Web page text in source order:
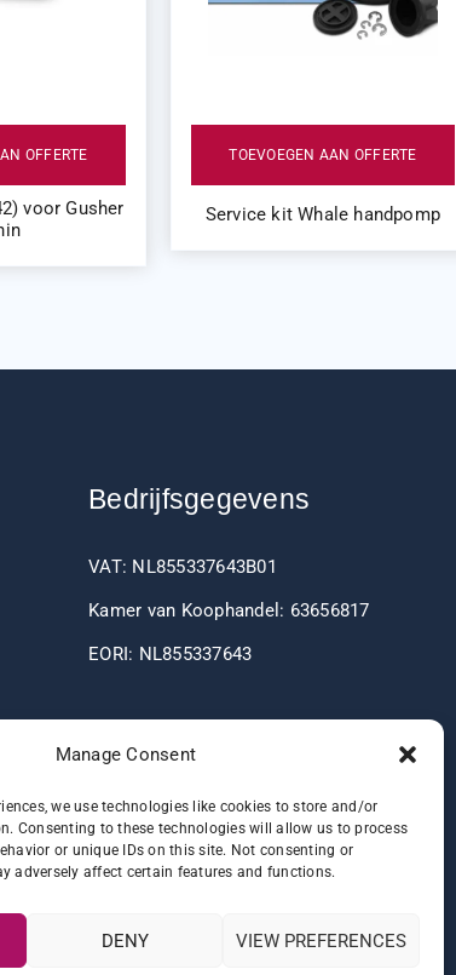
Manage Consent
we use technologies like cookies to store and/or
Consenting to these technologies will allow us to process
or unique IDs on this site. Not consenting or
adversely affect certain features and functions.
DENY VIEW PREFERENCES
OFFERTE
voor Gusher
TOEVOEGEN AAN OFFERTE
Service kit Whale handpomp
Bedrijfsgegevens
VAT: NL855337643B01
Kamer van Koophandel: 63656817
EORI: NL855337643
Bankgegevens
IBAN: NL60RABO0361406037
BIC: RABONL2U